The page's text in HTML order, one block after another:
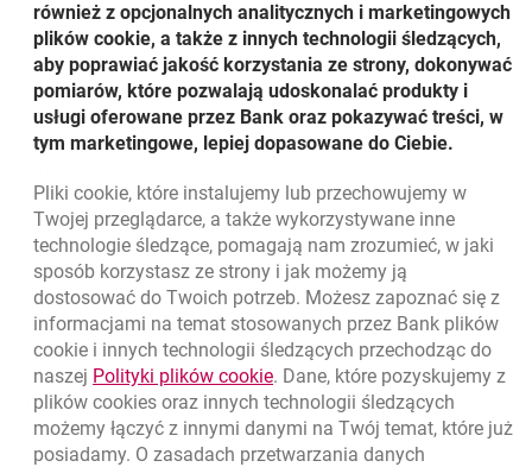
Rozpowszechnianie i dystrybucja niektórych instrumentów
lub produktów finansowych oraz obrót nimi mogą być
przedmiotem ograniczeń w odniesieniu do pewnych osób i
państw, zgodnie z właściwym prawodawstwem.
Oferowanie instrumentów finansowych oraz obrót nimi
mogą być dokonywane jedynie przy zachowaniu
Środki zainwestowane w fundusze inwestycyjne nie są
objęte systemem gwarantowania Bankowego Funduszu
Gwarancyjnego, zgodnie z ustawą o Bankowym Funduszu
Gwarancyjnym, systemie gwarantowania depozytów oraz
przymusowej restrukturyzacji z dnia 10 czerwca 2016.
Nawigacja dolna
Zadzwoń do nas
801 115 115
+48 22 598 40 41
również z opcjonalnych analitycznych i marketingowych
plików cookie, a także z innych technologii śledzących,
aby poprawiać jakość korzystania ze strony, dokonywać
pomiarów, które pozwalają udoskonalać produkty i
usługi oferowane przez Bank oraz pokazywać treści, w
tym marketingowe, lepiej dopasowane do Ciebie.
Pliki cookie, które instalujemy lub przechowujemy w
Twojej przeglądarce, a także wykorzystywane inne
technologie śledzące, pomagają nam zrozumieć, w jaki
sposób korzystasz ze strony i jak możemy ją
dostosować do Twoich potrzeb. Możesz zapoznać się z
informacjami na temat stosowanych przez Bank plików
cookie i innych technologii śledzących przechodząc do
naszej Polityki plików cookielink otwiera się w nowym oknie
. Dane, które pozyskujemy z
plików cookies oraz innych technologii śledzących
możemy łączyć z innymi danymi na Twój temat, które już
posiadamy. O zasadach przetwarzania danych